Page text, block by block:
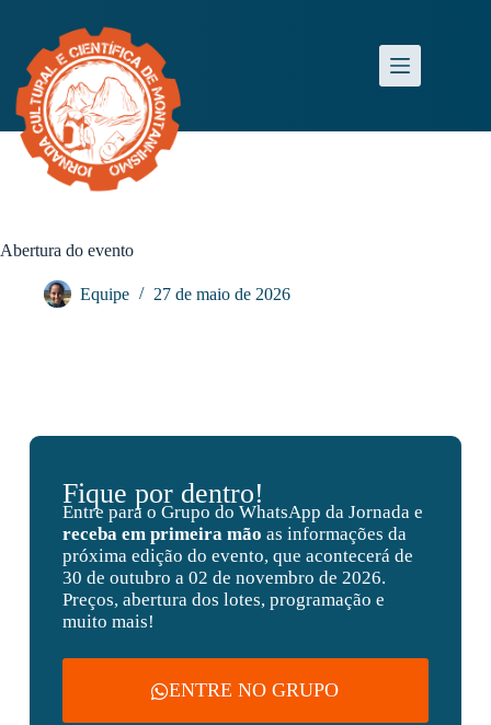
Abertura do evento
Equipe 27 de maio de 2026
Fique por dentro!
Entre para o Grupo do WhatsApp da Jornada e
receba em primeira mão as informações da
próxima edição do evento, que acontecerá de
30 de outubro a 02 de novembro de 2026.
Preços, abertura dos lotes, programação e
muito mais!
ENTRE NO GRUPO